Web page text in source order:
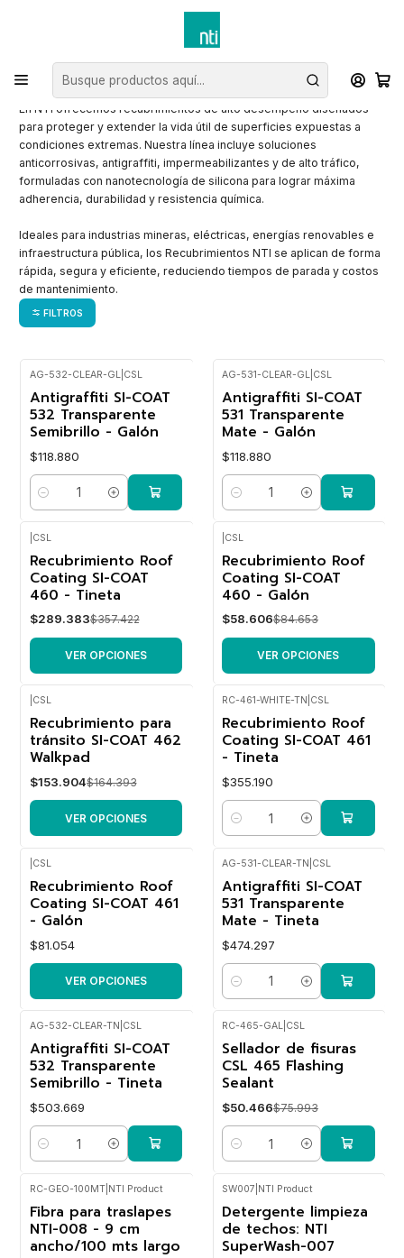
Recubrimietos
En NTI ofrecemos recubrimientos de alto desempeño diseñados
para proteger y extender la vida útil de superficies expuestas a
condiciones extremas. Nuestra línea incluye soluciones
anticorrosivas, antigraffiti, impermeabilizantes y de alto tráfico,
formuladas con nanotecnología de silicona para lograr máxima
adherencia, durabilidad y resistencia química.
Ideales para industrias mineras, eléctricas, energías renovables e
infraestructura pública, los Recubrimientos NTI se aplican de forma
rápida, segura y eficiente, reduciendo tiempos de parada y costos
de mantenimiento.
FILTROS
AG-532-CLEAR-GL| CSL
Antigraffiti SI-COAT
532 Transparente
Semibrillo - Galón
$118.880
Cantidad
AG-531-CLEAR-GL CSL
Antigraffiti SI-COAT
531 Transparente
Mate - Galón
$118.880
Cantidad
-19%
OFF
CSL
Recubrimiento Roof
Coating SI-COAT
460 - Tineta
$289.383$357.422
VER OPCIONES
-31%
OFF
CSL
Recubrimiento Roof
Coating SI-COAT
460 - Galón
$58.606$84.653
VER OPCIONES
-6%
OFF
CSL
Recubrimiento para
tránsito SI-COAT 462
Walkpad
$153.904$164.393
VER OPCIONES
RC-461-WHITE-TN CSL
Recubrimiento Roof
Coating SI-COAT 461
- Tineta
$355.190
Cantidad
CSL
Recubrimiento Roof
Coating SI-COAT 461
- Galón
$81.054
VER OPCIONES
AG-531-CLEAR-TN CSL
Antigraffiti SI-COAT
531 Transparente
Mate - Tineta
$474.297
Cantidad
AG-532-CLEAR-TN CSL
Antigraffiti SI-COAT
532 Transparente
Semibrillo - Tineta
$503.669
Cantidad
-34%
OFF
RC-465-GAL CSL
Sellador de fisuras
CSL 465 Flashing
Sealant
$50.466$75.993
Cantidad
-19%
OFF
RC-GEO-100MT| NTI Product
Fibra para traslapes
NTI-008 - 9 cm
ancho/100 mts largo
SW007 NTI Product
Detergente limpieza
de techos: NTI
SuperWash-007